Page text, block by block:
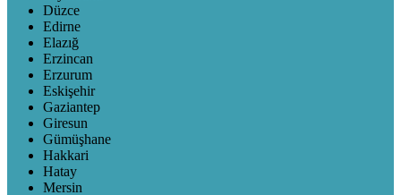
Düzce
Edirne
Elazığ
Erzincan
Erzurum
Eskişehir
Gaziantep
Giresun
Gümüşhane
Hakkari
Hatay
Mersin